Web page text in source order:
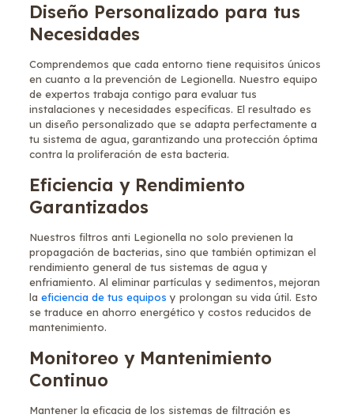
Diseño Personalizado para tus
Necesidades
Comprendemos que cada entorno tiene requisitos únicos
en cuanto a la prevención de Legionella. Nuestro equipo
de expertos trabaja contigo para evaluar tus
instalaciones y necesidades específicas. El resultado es
un diseño personalizado que se adapta perfectamente a
tu sistema de agua, garantizando una protección óptima
contra la proliferación de esta bacteria.
Eficiencia y Rendimiento
Garantizados
Nuestros filtros anti Legionella no solo previenen la
propagación de bacterias, sino que también optimizan el
rendimiento general de tus sistemas de agua y
enfriamiento. Al eliminar partículas y sedimentos, mejoran
la eficiencia de tus equipos y prolongan su vida útil. Esto
se traduce en ahorro energético y costos reducidos de
mantenimiento.
Monitoreo y Mantenimiento
Continuo
Mantener la eficacia de los sistemas de filtración es